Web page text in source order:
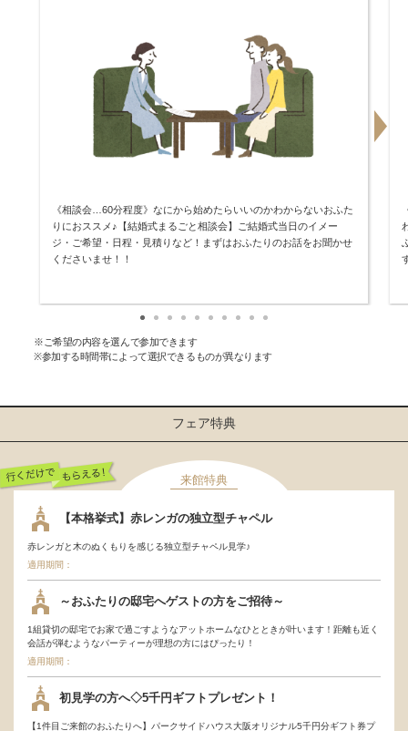
《相談会…60分程度》なにから始めたらいいのかわからないおふた
りにおススメ♪【結婚式まるごと相談会】ご結婚式当日のイメー
ジ・ご希望・日程・見積りなど！まずはおふたりのお話をお聞かせ
くださいませ！！
※ご希望の内容を選んで参加できます
※参加する時間帯によって選択できるものが異なります
フェア特典
来館特典
【本格挙式】赤レンガの独立型チャペル
赤レンガと木のぬくもりを感じる独立型チャペル見学♪
適用期間：
～おふたりの邸宅へゲストの方をご招待～
1組貸切の邸宅でお家で過ごすようなアットホームなひとときが叶います！距離も近く
会話が弾むようなパーティーが理想の方にはぴったり！
適用期間：
初見学の方へ◇5千円ギフトプレゼント！
【1件目ご来館のおふたりへ】パークサイドハウス大阪オリジナル5千円分ギフト券プ